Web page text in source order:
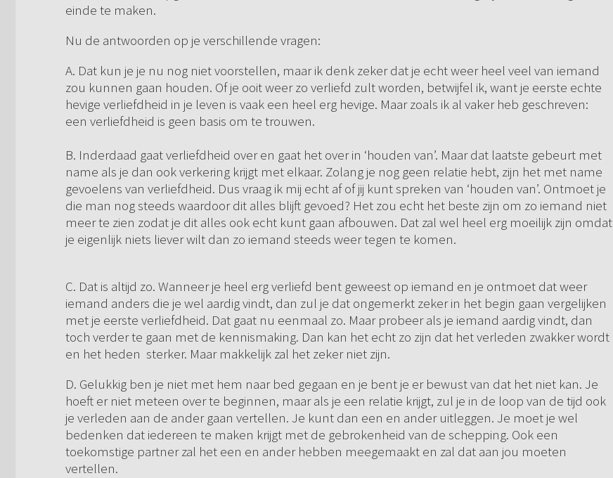
einde te maken.
Nu de antwoorden op je verschillende vragen:
A. Dat kun je je nu nog niet voorstellen, maar ik denk zeker dat je echt weer heel veel van iemand
zou kunnen gaan houden. Of je ooit weer zo verliefd zult worden, betwijfel ik, want je eerste echte
hevige verliefdheid in je leven is vaak een heel erg hevige. Maar zoals ik al vaker heb geschreven:
een verliefdheid is geen basis om te trouwen.
B. Inderdaad gaat verliefdheid over en gaat het over in ‘houden van’. Maar dat laatste gebeurt met
name als je dan ook verkering krijgt met elkaar. Zolang je nog geen relatie hebt, zijn het met name
gevoelens van verliefdheid. Dus vraag ik mij echt af of jij kunt spreken van ‘houden van’. Ontmoet je
die man nog steeds waardoor dit alles blijft gevoed? Het zou echt het beste zijn om zo iemand niet
meer te zien zodat je dit alles ook echt kunt gaan afbouwen. Dat zal wel heel erg moeilijk zijn omdat
je eigenlijk niets liever wilt dan zo iemand steeds weer tegen te komen.
C. Dat is altijd zo. Wanneer je heel erg verliefd bent geweest op iemand en je ontmoet dat weer
iemand anders die je wel aardig vindt, dan zul je dat ongemerkt zeker in het begin gaan vergelijken
met je eerste verliefdheid. Dat gaat nu eenmaal zo. Maar probeer als je iemand aardig vindt, dan
toch verder te gaan met de kennismaking. Dan kan het echt zo zijn dat het verleden zwakker wordt
en het heden sterker. Maar makkelijk zal het zeker niet zijn.
D. Gelukkig ben je niet met hem naar bed gegaan en je bent je er bewust van dat het niet kan. Je
hoeft er niet meteen over te beginnen, maar als je een relatie krijgt, zul je in de loop van de tijd ook
je verleden aan de ander gaan vertellen. Je kunt dan een en ander uitleggen. Je moet je wel
bedenken dat iedereen te maken krijgt met de gebrokenheid van de schepping. Ook een
toekomstige partner zal het een en ander hebben meegemaakt en zal dat aan jou moeten
vertellen.